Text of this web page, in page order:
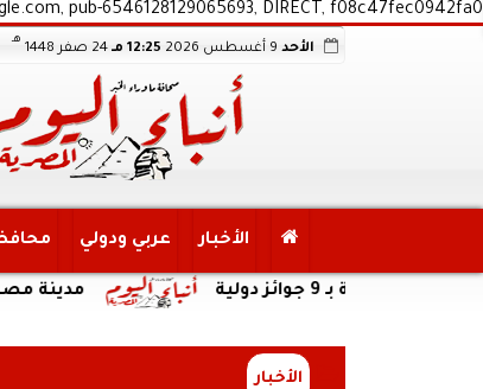
pub-6546128129065693, DIRECT, f08c47fec0942fa0
الأحد 12:25 مـ 24 صفر 1448
هـ
الأخبار عربي ودولي
مدينة مصر تسجل مبيعات جديدة بقيمة 28.4 مليار
الأخبار